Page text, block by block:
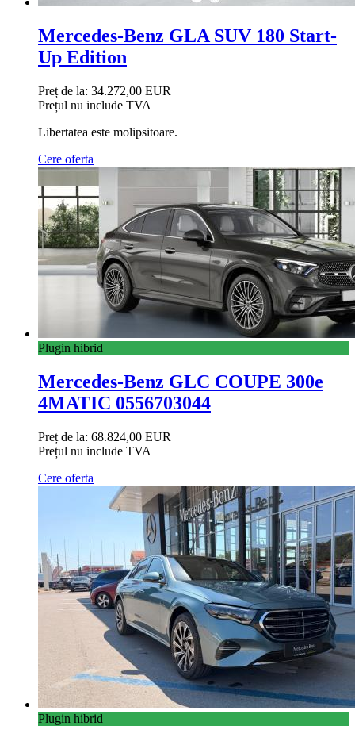
Mercedes-Benz GLA SUV 180 Start-
Up Edition
Preț de la: 34.272,00 EUR
Prețul nu include TVA
Libertatea este molipsitoare.
Cere oferta
Plugin hibrid
Mercedes-Benz GLC COUPE 300e
4MATIC 0556703044
Preț de la: 68.824,00 EUR
Prețul nu include TVA
Cere oferta
Plugin hibrid